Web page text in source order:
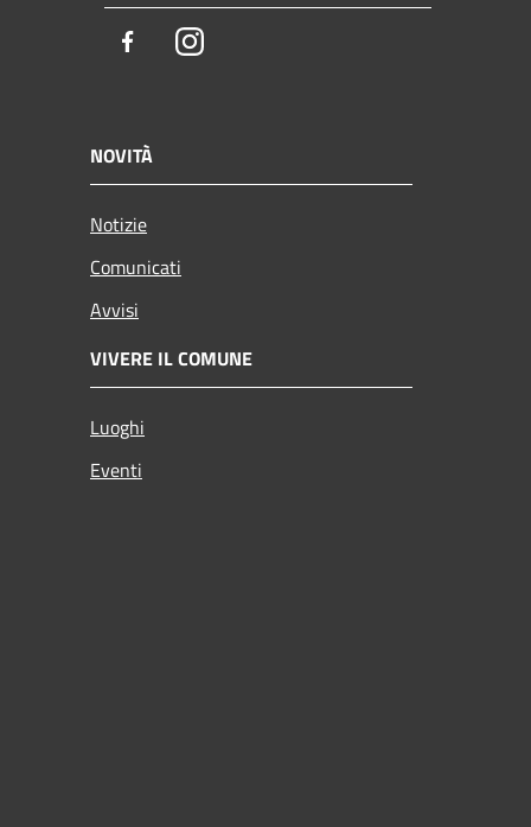
FacebookInstagram
NOVITÀ
Notizie
Comunicati
Avvisi
VIVERE IL COMUNE
Luoghi
Eventi